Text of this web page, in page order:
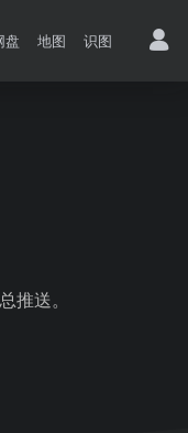
盘 地图 识图
推送。